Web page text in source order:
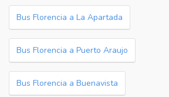
Bus Florencia a La Apartada
Bus Florencia a Puerto Araujo
Bus Florencia a Buenavista